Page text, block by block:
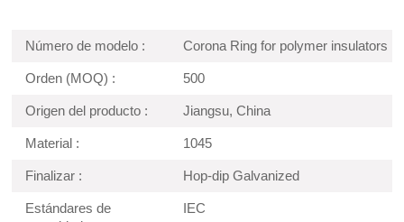
Número de modelo : Corona Ring for polymer insulators
Orden (MOQ) : 500
Origen del producto : Jiangsu, China
Material : 1045
Finalizar : Hop-dip Galvanized
Estándares de
IEC